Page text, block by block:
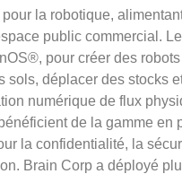
la robotique,
public commercial.
pour créer des
déplacer des stocks
numérique de flux
de la gamme en
la confidentialité, la
Brain Corp a déployé